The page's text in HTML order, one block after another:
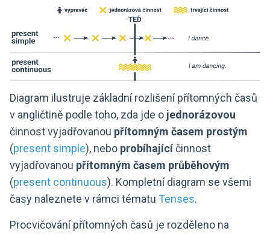
Diagram ilustruje základní rozlišení přítomných časů
v angličtině podle toho, zda jde o jednorázovou
činnost vyjadřovanou přítomným časem prostým
(present simple), nebo probíhajícíčinnost
vyjadřovanou přítomným časem průběhovým
(present continuous). Kompletní diagram se všemi
časy naleznete v rámci tématu Tenses.
Procvičování přítomných časů je rozděleno na